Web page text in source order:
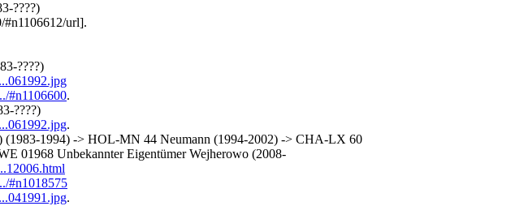
????)
#n1106612/url].
????)
#n1106600.
????)
.
(1983-1994) -> HOL-MN 44 Neumann (1994-2002) -> CHA-LX 60
01968 Unbekannter Eigentümer Wejherowo (2008-
#n1018575
.